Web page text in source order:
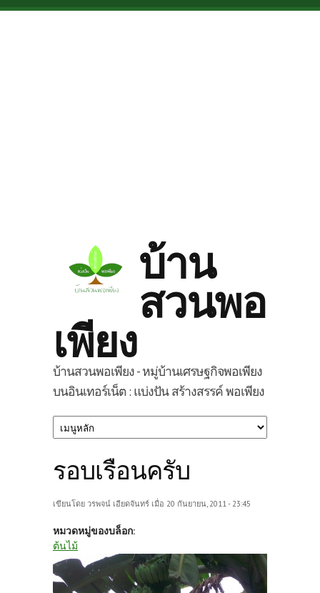
Skip to main content
บ้าน
สวนพอ
เพียง
บ้านสวนพอเพียง - หมู่บ้านเศรษฐกิจพอเพียง
บนอินเทอร์เน็ต : แบ่งปัน สร้างสรรค์ พอเพียง
รอบเรือนครับ
เขียนโดย วรพจน์ เอียดจันทร์ เมื่อ 20 กันยายน, 2011 - 23:45
หมวดหมู่ของบล็อก:
ต้นไม้